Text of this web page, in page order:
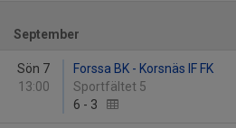
September
Sön 7
13:00
Forssa BK - Korsnäs IF FK
Sportfältet 5
6 - 3